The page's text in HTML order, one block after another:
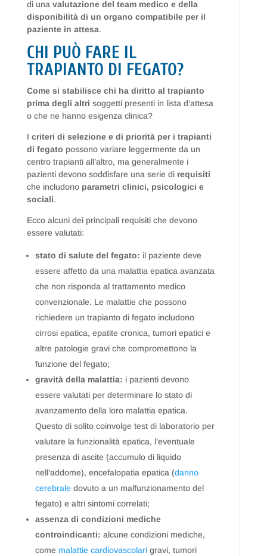
di una valutazione del team medico e della
disponibilità di un organo compatibile per il
paziente in attesa.
CHI PUÒ FARE IL
TRAPIANTO DI FEGATO?
Come si stabilisce chi ha diritto al trapianto
prima degli altri soggetti presenti in lista d’attesa
o che ne hanno esigenza clinica?
I criteri di selezione e di priorità per i trapianti
di fegato possono variare leggermente da un
centro trapianti all’altro, ma generalmente i
pazienti devono soddisfare una serie di requisiti
che includono parametri clinici, psicologici e
sociali.
Ecco alcuni dei principali requisiti che devono
essere valutati:
stato di salute del fegato: il paziente deve
essere affetto da una malattia epatica avanzata
che non risponda al trattamento medico
convenzionale. Le malattie che possono
richiedere un trapianto di fegato includono
cirrosi epatica, epatite cronica, tumori epatici e
altre patologie gravi che compromettono la
funzione del fegato;
gravità della malattia: i pazienti devono
essere valutati per determinare lo stato di
avanzamento della loro malattia epatica.
Questo di solito coinvolge test di laboratorio per
valutare la funzionalità epatica, l’eventuale
presenza di ascite (accumulo di liquido
nell’addome), encefalopatia epatica (danno
cerebraledovuto a un malfunzionamento del
fegato) e altri sintomi correlati;
assenza di condizioni mediche
controindicanti: alcune condizioni mediche,
come malattie cardiovascolarigravi, tumori